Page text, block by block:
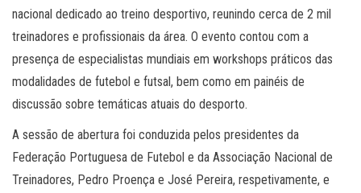
nacional dedicado ao treino desportivo, reunindo cerca de 2 mil
treinadores e profissionais da área. O evento contou com a
presença de especialistas mundiais em workshops práticos das
modalidades de futebol e futsal, bem como em painéis de
discussão sobre temáticas atuais do desporto.
A sessão de abertura foi conduzida pelos presidentes da
Federação Portuguesa de Futebol e da Associação Nacional de
Treinadores, Pedro Proença e José Pereira, respetivamente, e